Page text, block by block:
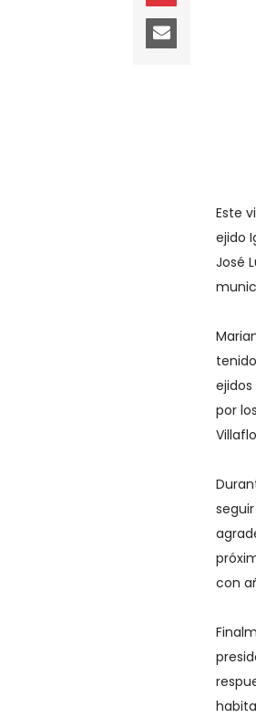
Este
ejido
José
por
con